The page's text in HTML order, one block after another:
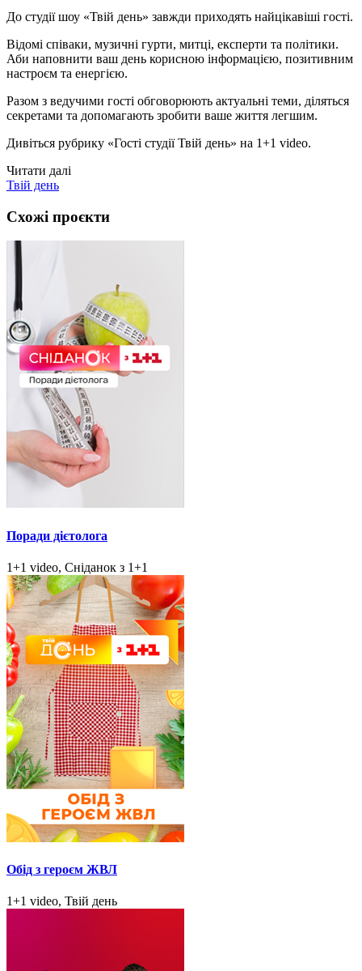
До студії шоу «Твій день» завжди приходять найцікавіші гості.
Відомі співаки, музичні гурти, митці, експерти та політики.
Аби наповнити ваш день корисною інформацією, позитивним
настроєм та енергією.
Разом з ведучими гості обговорюють актуальні теми, діляться
секретами та допомагають зробити ваше життя легшим.
Дивіться рубрику «Гості студії Твій день» на 1+1 video.
Читати далі
Твій день
Схожі проєкти
Поради дієтолога
1+1 video, Сніданок з 1+1
Обід з героєм ЖВЛ
1+1 video, Твій день